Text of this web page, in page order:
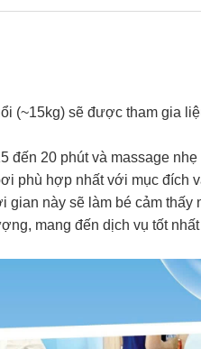
(~15kg) sẽ được tham gia
20 phút và massage
phù hợp nhất với mục
này sẽ làm bé cảm thấy
mang đến dịch vụ tốt